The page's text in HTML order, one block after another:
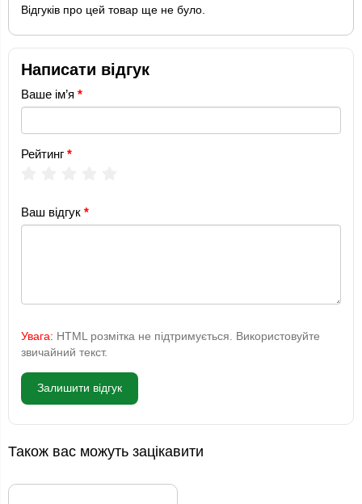
Відгуків про цей товар ще не було.
Написати відгук
Ваше ім’я
Рейтинг
Ваш відгук
Увага: HTML розмітка не підтримується. Використовуйте
звичайний текст.
Залишити відгук
Також вас можуть зацікавити